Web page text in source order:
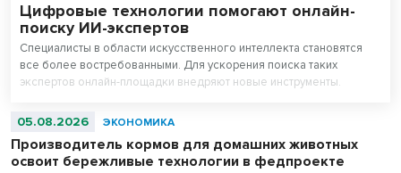
Цифровые технологии помогают онлайн-
поиску ИИ-экспертов
Специалисты в области искусственного интеллекта становятся
все более востребованными. Для ускорения поиска таких
экспертов онлайн-площадки внедряют новые инструменты.
05.08.2026 ЭКОНОМИКА
Производитель кормов для домашних животных
освоит бережливые технологии в федпроекте